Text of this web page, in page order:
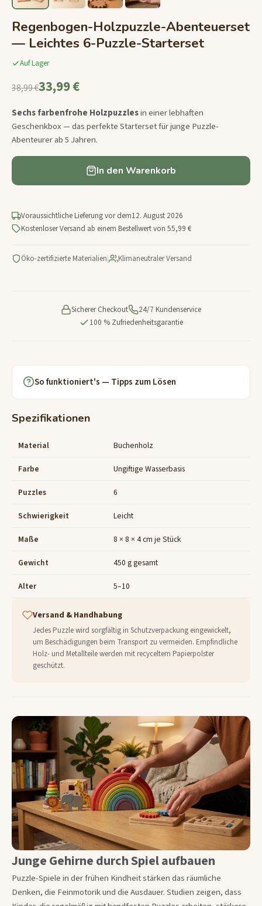
Regenbogen-Holzpuzzle-Abenteuerset
— Leichtes 6-Puzzle-Starterset
Auf Lager
38,99 €33,99 €
Sechs farbenfrohe Holzpuzzlesin einer lebhaften
Geschenkbox — das perfekte Starterset für junge Puzzle-
Abenteurer ab 5 Jahren.
In den Warenkorb
Voraussichtliche Lieferung vor dem12. August 2026
Kostenloser Versand ab einem Bestellwert von 55,99 €
Öko-zertifizierte Materialien| Klimaneutraler Versand
Sicherer Checkout
24/7 Kundenservice
100 % Zufriedenheitsgarantie
So funktioniert's — Tipps zum Lösen
Spezifikationen
Material Buchenholz
Farbe Ungiftige Wasserbasis
Puzzles 6
Schwierigkeit Leicht
Maße 8 × 8 × 4 cm je Stück
Gewicht 450 g gesamt
Alter 5–10
Versand & Handhabung
Jedes Puzzle wird sorgfältig in Schutzverpackung eingewickelt,
um Beschädigungen beim Transport zu vermeiden. Empfindliche
Holz- und Metallteile werden mit recyceltem Papierpolster
geschützt.
Junge Gehirne durch Spiel aufbauen
Puzzle-Spiele in der frühen Kindheit stärken das räumliche
Denken, die Feinmotorik und die Ausdauer. Studien zeigen, dass